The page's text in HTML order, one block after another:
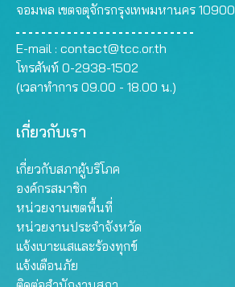
จอมพล เขตจตุจักรกรุงเทพมหานคร 10900
E-mail : contact@tcc.or.th
โทรศัพท์ 0-2938-1502
(เวลาทำการ 09.00 - 18.00 น.)
เกี่ยวกับเรา
เกี่ยวกับสภาผู้บริโภค
องค์กรสมาชิก
หน่วยงานเขตพื้นที่
หน่วยงานประจำจังหวัด
แจ้งเบาะแสและร้องทุกข์
แจ้งเตือนภัย